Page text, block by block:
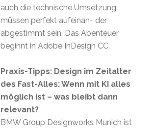
auch die technische Umsetzung
müssen perfekt aufeinan- der
abgestimmt sein. Das Abenteuer
beginnt in Adobe InDesign CC.
Praxis-Tipps: Design im Zeitalter
des Fast-Alles: Wenn mit KI alles
möglich ist – was bleibt dann
relevant?
BMW Group Designworks Munich ist